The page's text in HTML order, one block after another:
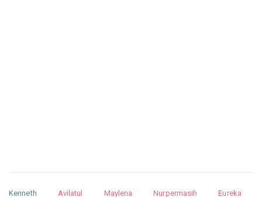
Kenneth Avilatul Maylena Nurpermasih
Eureka